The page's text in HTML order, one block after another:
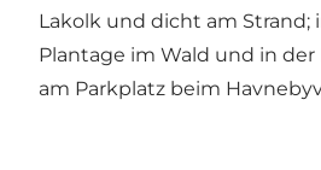
Lakolk und dicht am Strand;
Plantage im Wald und in
am Parkplatz beim